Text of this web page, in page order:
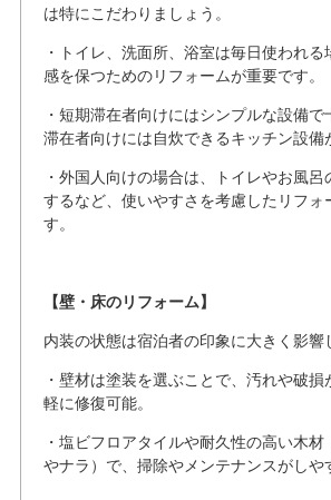
は特にこだわりましょう。
・トイレ、洗面所、浴室は毎日使われ
感を保つためのリフォームが重要です。
・短期滞在者向けにはシンプルな設備
滞在者向けには自炊できるキッチン設備
・外国人向けの場合は、トイレやお風
するなど、使いやすさを考慮したリフォ
す。
【壁・床のリフォーム】
内装の状態は宿泊者の印象に大きく影響
・壁材は塗装を選ぶことで、汚れや破
軽に修復可能。
・塩ビフロアタイルや耐久性の高い木材
やナラ）で、掃除やメンテナンスがしや